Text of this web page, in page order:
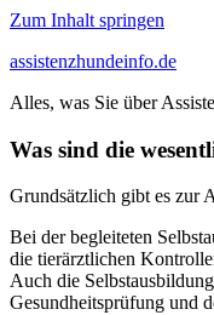
Zum Inhalt springen
assistenzhundeinfo.de
Alles, was Sie über
Was sind die
Grundsätzlich gibt es zur
Bei der begleiteten
die tierärztlichen
Auch die
Gesundheitsprüfung und